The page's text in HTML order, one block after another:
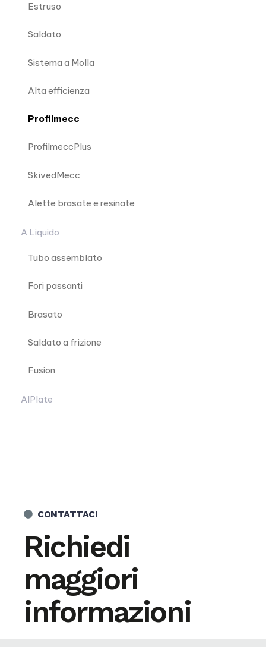
Estruso
Saldato
Sistema a Molla
Alta efficienza
Profilmecc
ProfilmeccPlus
SkivedMecc
Alette brasate e resinate
A Liquido
Tubo assemblato
Fori passanti
Brasato
Saldato a frizione
Fusion
AlPlate
CONTATTACI
Richiedi
maggiori
informazioni